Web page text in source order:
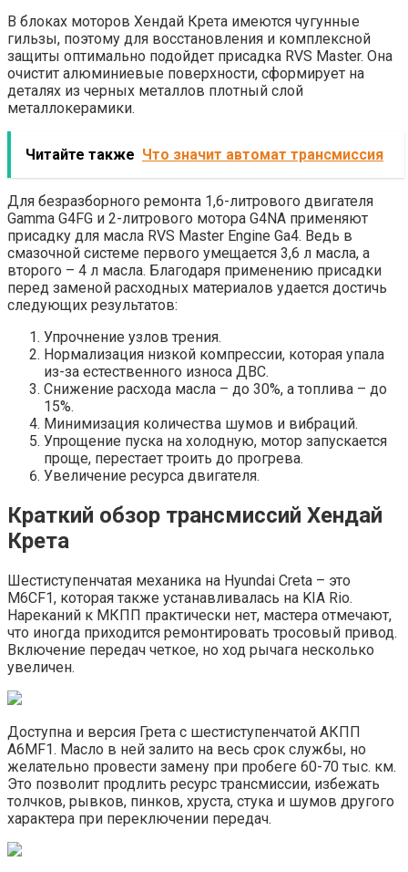
В блоках моторов Хендай Крета имеются чугунные
гильзы, поэтому для восстановления и комплексной
защиты оптимально подойдет присадка RVS Master. Она
очистит алюминиевые поверхности, сформирует на
деталях из черных металлов плотный слой
металлокерамики.
Читайте также Что значит автомат трансмиссия
Для безразборного ремонта 1,6-литрового двигателя
Gamma G4FG и 2-литрового мотора G4NA применяют
присадку для масла RVS Master Engine Ga4. Ведь в
смазочной системе первого умещается 3,6 л масла, а
второго – 4 л масла. Благодаря применению присадки
перед заменой расходных материалов удается достичь
следующих результатов:
Упрочнение узлов трения.
Нормализация низкой компрессии, которая упала
из-за естественного износа ДВС.
Снижение расхода масла – до 30%, а топлива – до
15%.
Минимизация количества шумов и вибраций.
Упрощение пуска на холодную, мотор запускается
проще, перестает троить до прогрева.
Увеличение ресурса двигателя.
Краткий обзор трансмиссий Хендай
Крета
Шестиступенчатая механика на Hyundai Creta – это
M6CF1, которая также устанавливалась на KIA Rio.
Нареканий к МКПП практически нет, мастера отмечают,
что иногда приходится ремонтировать тросовый привод.
Включение передач четкое, но ход рычага несколько
увеличен.
Доступна и версия Грета с шестиступенчатой АКПП
A6MF1. Масло в ней залито на весь срок службы, но
желательно провести замену при пробеге 60-70 тыс. км.
Это позволит продлить ресурс трансмиссии, избежать
толчков, рывков, пинков, хруста, стука и шумов другого
характера при переключении передач.